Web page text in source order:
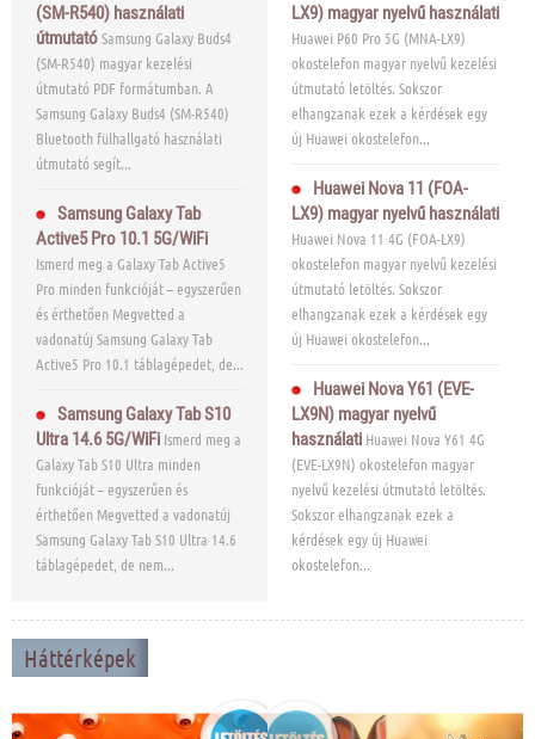
(SM-R540) használati
útmutatóSamsung Galaxy Buds4
(SM-R540) magyar kezelési
útmutató PDF formátumban. A
Samsung Galaxy Buds4 (SM-R540)
Bluetooth fülhallgató használati
útmutató segít...
Samsung Galaxy Tab
Active5 Pro 10.1 5G/WiFi
Ismerd meg a Galaxy Tab Active5
Pro minden funkcióját – egyszerűen
és érthetően Megvetted a
vadonatúj Samsung Galaxy Tab
Active5 Pro 10.1 táblagépedet, de...
Samsung Galaxy Tab S10
Ultra 14.6 5G/WiFi Ismerd meg a
Galaxy Tab S10 Ultra minden
funkcióját – egyszerűen és
érthetően Megvetted a vadonatúj
Samsung Galaxy Tab S10 Ultra 14.6
táblagépedet, de nem...
LX9) magyar nyelvű használati
Huawei P60 Pro 5G (MNA-LX9)
okostelefon magyar nyelvű kezelési
útmutató letöltés. Sokszor
elhangzanak ezek a kérdések egy
új Huawei okostelefon...
Huawei Nova 11 (FOA-
LX9) magyar nyelvű használati
Huawei Nova 11 4G (FOA-LX9)
okostelefon magyar nyelvű kezelési
útmutató letöltés. Sokszor
elhangzanak ezek a kérdések egy
új Huawei okostelefon...
Huawei Nova Y61 (EVE-
LX9N) magyar nyelvű
használati Huawei Nova Y61 4G
(EVE-LX9N) okostelefon magyar
nyelvű kezelési útmutató letöltés.
Sokszor elhangzanak ezek a
kérdések egy új Huawei
okostelefon...
Háttérképek